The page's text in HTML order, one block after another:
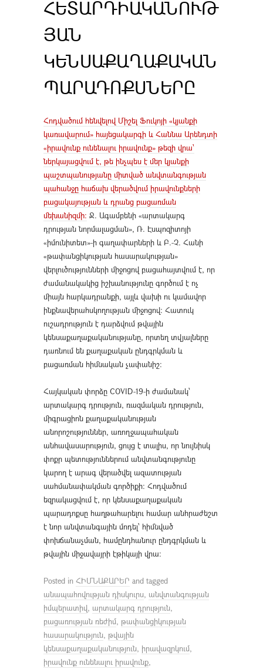
ՀԵՏԱՐԴԻԱԿԱՆՈՒԹ
ՅԱՆ
ԿԵՆՍԱՔԱՂԱՔԱԿԱՆ
ՊԱՐԱԴՈՔՍՆԵՐԸ
Հոդվածում հենվելով Միշել Ֆուկոյի «կյանքի
կառավարում» հայեցակարգի և Հաննա Արենդտի
«իրավունք ունենալու իրավունք» թեզի վրա՝
ներկայացվում է, թե ինչպես է մեր կյանքի
պաշտպանությանը միտված անվտանգության
պահանջը հաճախ վերածվում իրավունքների
բացակայության և դրանց բացառման
մեխանիզմի։ Ջ. Ագամբենի «արտակարգ
դրության նորմալացման», Ռ. Էսպոզիտոյի
«իմունիտետ»-ի գաղափարների և Բ.-Չ. Հանի
«թափանցիկության հասարակության»
վերլուծությունների միջոցով բացահայտվում է, որ
ժամանակակից իշխանությունը գործում է ոչ
միայն հարկադրանքի, այլև վախի ու կամավոր
ինքնավերահսկողության միջոցով։ Հատուկ
ուշադրություն է դարձվում թվային
կենսաքաղաքականությանը, որտեղ տվյալները
դառնում են քաղաքական ընդգրկման և
բացառման հիմնական չափանիշ։
Հայկական փորձը COVID-19-ի ժամանակ՝
արտակարգ դրություն, ռազմական դրություն,
միգրացիոն քաղաքականության
անորոշություններ, առողջապահական
անհավասարություն, ցույց է տալիս, որ նույնիսկ
փոքր պետություններում անվտանգությունը
կարող է արագ վերածվել ազատության
սահմանափակման գործիքի։ Հոդվածում
եզրակացվում է, որ կենսաքաղաքական
պարադոքսը հաղթահարելու համար անհրաժեշտ
է նոր անվտանգային մոդել՝ հիմնված
փոխճանաչման, համընդհանուր ընդգրկման և
թվային միջավայրի էթիկայի վրա։
Posted in ՀԻՄՆԱՔԱՐԵՐ and tagged
անապահովության դիսկուրս, անվտանգության
իմպերատիվ, արտակարգ դրություն,
բացառության ռեժիմ, թափանցիկության
հասարակություն, թվային
կենսաքաղաքականություն, իրավազրկում,
իրավունք ունենալու իրավունք,